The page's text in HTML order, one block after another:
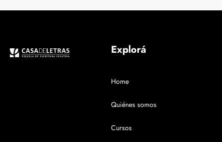
Explorá
Home
Quiénes somos
Cursos